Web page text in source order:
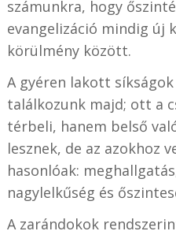
számunkra, hogy
evangelizáció mindig új
körülmény között.
A gyéren lakott
találkozunk majd; ott a
térbeli, hanem belső
lesznek, de az azokhoz
hasonlóak:
nagylelkűség és
A zarándokok